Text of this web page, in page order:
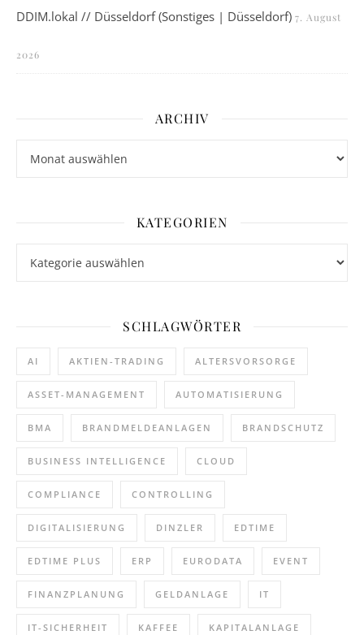
DDIM.lokal // Düsseldorf (Sonstiges | Düsseldorf) 7. August
2026
ARCHIV
KATEGORIEN
SCHLAGWÖRTER
AI AKTIEN-TRADING ALTERSVORSORGE
ASSET-MANAGEMENT AUTOMATISIERUNG
BMA BRANDMELDEANLAGEN BRANDSCHUTZ
BUSINESS INTELLIGENCE CLOUD
COMPLIANCE CONTROLLING
DIGITALISIERUNG DINZLER EDTIME
EDTIME PLUS ERP EURODATA EVENT
FINANZPLANUNG GELDANLAGE IT
IT-SICHERHEIT KAFFEE KAPITALANLAGE